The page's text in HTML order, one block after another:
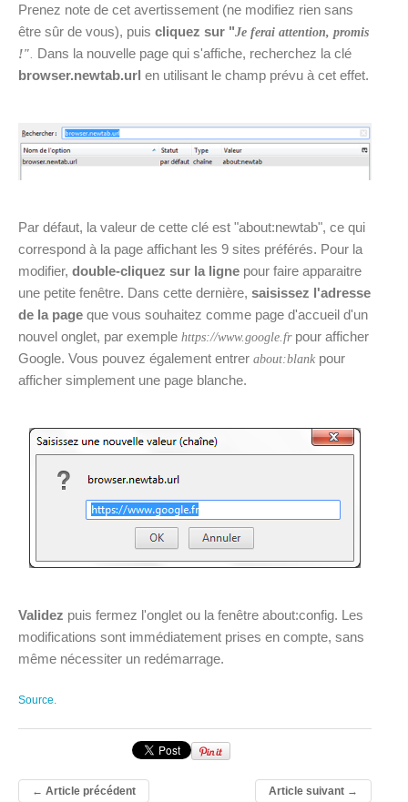
Prenez note de cet avertissement (ne modifiez rien sans
être sûr de vous), puis cliquez sur "Je ferai attention, promis
!"
Dans la nouvelle page qui s'affiche, recherchez la clé
browser.newtab.url en utilisant le champ prévu à cet effet.
Par défaut, la valeur de cette clé est "about:newtab", ce qui
correspond à la page affichant les 9 sites préférés. Pour la
modifier, double-cliquez sur la ligne pour faire apparaitre
une petite fenêtre. Dans cette dernière, saisissez l'adresse
de la page que vous souhaitez comme page d'accueil d'un
nouvel onglet, par exemple https://www.google.frpour afficher
Google. Vous pouvez également entrer about:blank pour
afficher simplement une page blanche.
Validez puis fermez l'onglet ou la fenêtre about:config. Les
modifications sont immédiatement prises en compte, sans
même nécessiter un redémarrage.
Source.
← Article précédent Article suivant→